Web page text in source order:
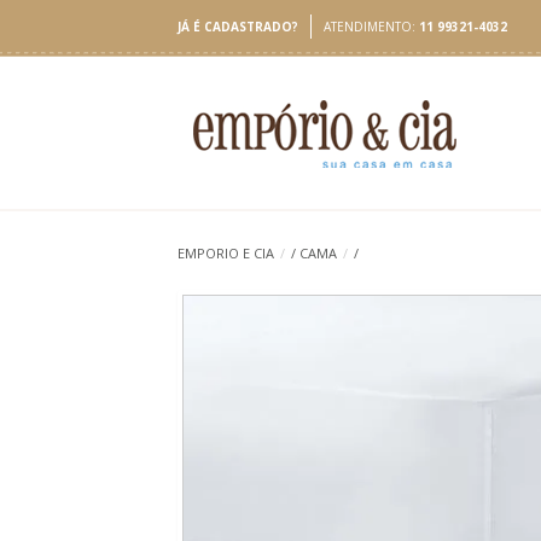
JÁ É CADASTRADO? ATENDIMENTO: 11 99321-4032
EMPORIO E CIA / / CAMA / /